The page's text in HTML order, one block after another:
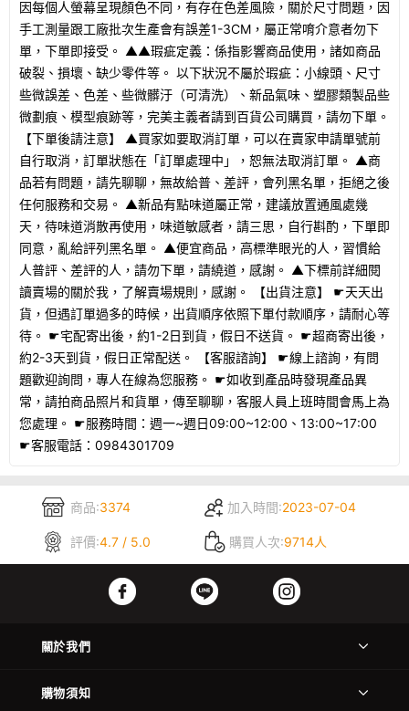
因每個人螢幕呈現顏色不同，有存在色差風險，關於尺寸問題，因
手工測量跟工廠批次生產會有誤差1-3CM，屬正常唷介意者勿下
單，下單即接受。 ▲▲瑕疵定義：係指影響商品使用，諸如商品
破裂、損壞、缺少零件等。 以下狀況不屬於瑕疵：小線頭、尺寸
些微誤差、色差、些微髒汙（可清洗）、新品氣味、塑膠類製品些
微劃痕、模型痕跡等，完美主義者請到百貨公司購買，請勿下單。
【下單後請注意】 ▲買家如要取消訂單，可以在賣家申請單號前
自行取消，訂單狀態在「訂單處理中」，恕無法取消訂單。 ▲商
品若有問題，請先聊聊，無故給普、差評，會列黑名單，拒絕之後
任何服務和交易。 ▲新品有點味道屬正常，建議放置通風處幾
天，待味道消散再使用，味道敏感者，請三思，自行斟酌，下單即
同意，亂給評列黑名單。 ▲便宜商品，高標準眼光的人，習慣給
人普評、差評的人，請勿下單，請繞道，感謝。 ▲下標前詳細閱
讀賣場的關於我，了解賣場規則，感謝。 【出貨注意】 ☛天天出
貨，但遇訂單過多的時候，出貨順序依照下單付款順序，請耐心等
待。 ☛宅配寄出後，約1-2日到貨，假日不送貨。 ☛超商寄出後，
約2-3天到貨，假日正常配送。 【客服諮詢】 ☛線上諮詢，有問
題歡迎詢問，專人在線為您服務。 ☛如收到產品時發現產品異
常，請拍商品照片和貨單，傳至聊聊，客服人員上班時間會馬上為
您處理。 ☛服務時間：週一~週日09:00~12:00、13:00~17:00
☛客服電話：0984301709
商品:3374 加入時間:2023-07-04
評價:4.7 / 5.0 購買人次:9714人
關於我們
購物須知